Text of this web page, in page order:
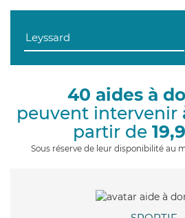
40 aides à
peuvent intervenir
partir de
Sous réserve de leur disponibilité au